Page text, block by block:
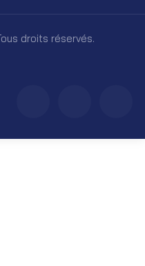
droits réservés.